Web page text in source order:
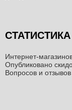
Интернет-
Опубликовано
Вопросов и